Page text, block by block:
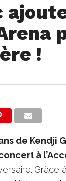
!
de Kendji
à
Grâce